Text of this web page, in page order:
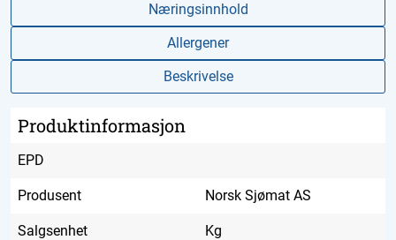
Næringsinnhold
Allergener
Beskrivelse
Produktinformasjon
EPD
Produsent Norsk Sjømat AS
Salgsenhet Kg